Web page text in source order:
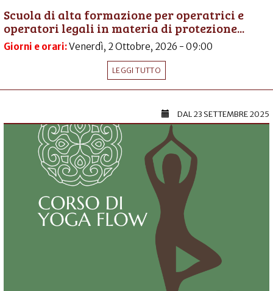
Scuola di alta formazione per operatrici e
operatori legali in materia di protezione...
Giorni e orari:Venerdì, 2 Ottobre, 2026 - 09:00
LEGGI TUTTO
DAL23 SETTEMBRE 2025